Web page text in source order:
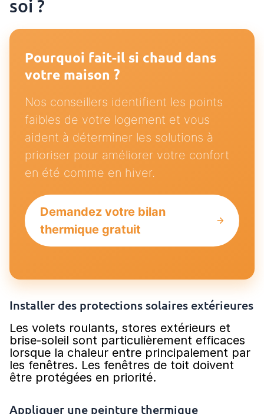
soi ?
Pourquoi fait-il si chaud dans
votre maison ?
Nos conseillers identifient les points
faibles de votre logement et vous
aident à déterminer les solutions à
prioriser pour améliorer votre confort
en été comme en hiver.
Demandez votre bilan
thermique gratuit
Installer des protections solaires extérieures
Les volets roulants, stores extérieurs et
brise-soleil sont particulièrement efficaces
lorsque la chaleur entre principalement par
les fenêtres. Les fenêtres de toit doivent
être protégées en priorité.
Appliquer une peinture thermique